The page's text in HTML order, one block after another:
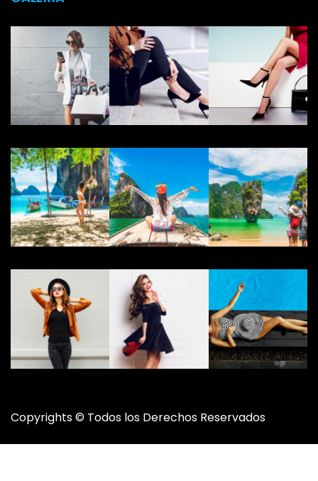
Copyrights © Todos los Derechos Reservados